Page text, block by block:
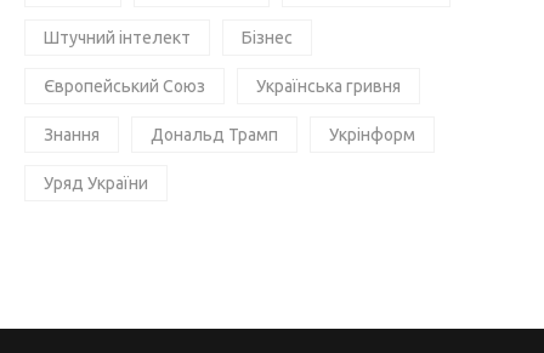
Штучний інтелект Бізнес
Європейський Союз Українська гривня
Знання Дональд Трамп Укрінформ
Уряд України